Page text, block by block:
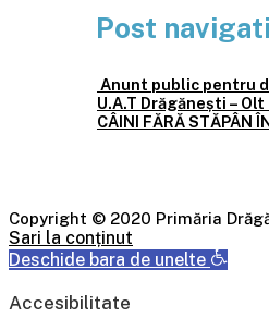
Post
Anunt public pentru
U.A.T Drăgănești –
CÂINI FĂRĂ STĂPÂN
Copyright © 2020 Primăria
Sari la conținut
Deschide bara de unelte
Accesibilitate